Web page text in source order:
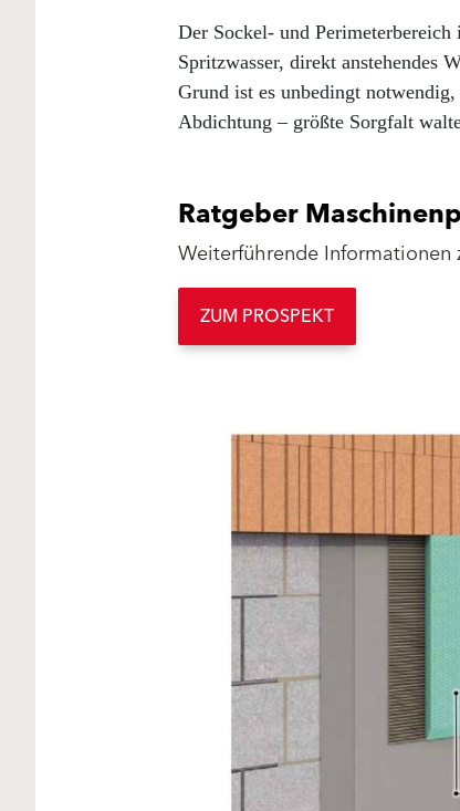
Der Sockel- und Perimeterbereich
Spritzwasser, direkt anstehendes
Grund ist es unbedingt
Abdichtung – größte Sorgfalt
Ratgeber
Weiterführende Informationen
ZUM PROSPEKT